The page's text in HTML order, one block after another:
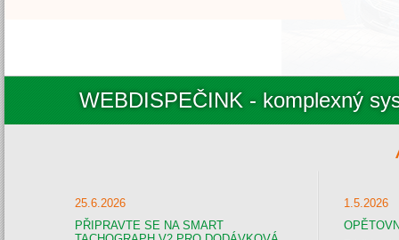
WEBDISPEČINK - komplexný
25.6.2026
PŘIPRAVTE SE NA SMART
1.5.2026